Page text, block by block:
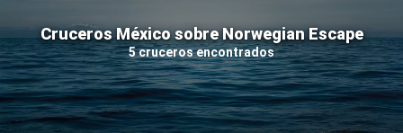
Cruceros México sobre Norwegian Escape
5 cruceros encontrados
Nuestros destinos
Fecha de salida
Puertos Compañías